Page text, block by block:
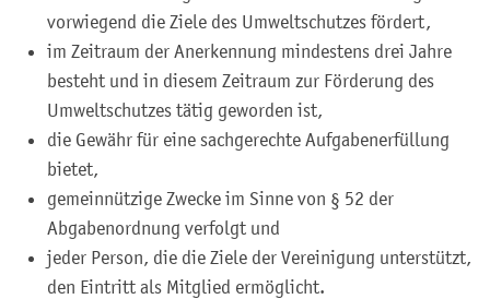
vorwiegend die Ziele des Umweltschutzes fördert,
im Zeitraum der Anerkennung mindestens drei Jahre
besteht und in diesem Zeitraum zur Förderung des
Umweltschutzes tätig geworden ist,
die Gewähr für eine sachgerechte Aufgabenerfüllung
bietet,
gemeinnützige Zwecke im Sinne von § 52 der
Abgabenordnung verfolgt und
jeder Person, die die Ziele der Vereinigung unterstützt,
den Eintritt als Mitglied ermöglicht.